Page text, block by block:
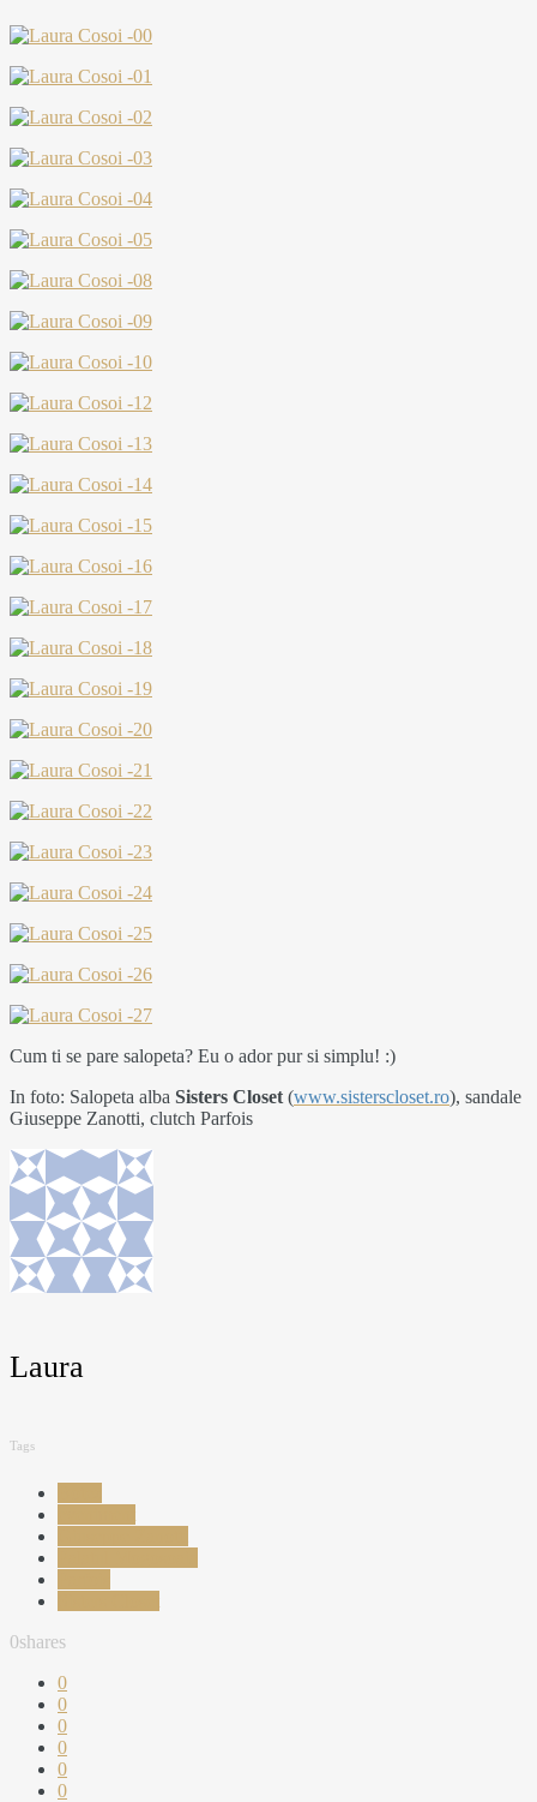
Cum ti se pare salopeta? Eu o ador pur si simplu! :)
In foto: Salopeta alba Sisters Closet (www.sisterscloset.ro), sandale
Giuseppe Zanotti, clutch Parfois
Laura
Tags
0shares
0
0
0
0
0
0